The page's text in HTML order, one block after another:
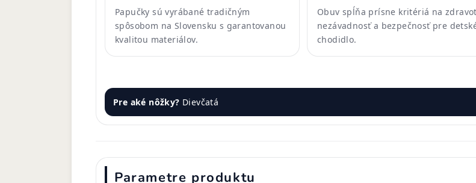
Papučky sú vyrábané tradičným
spôsobom na Slovensku s garantovanou
kvalitou materiálov.
Obuv spĺňa prísne kritériá na
nezávadnosť a bezpečnosť pre
chodidlo.
Pre aké nôžky? Dievčatá
Parametre produktu